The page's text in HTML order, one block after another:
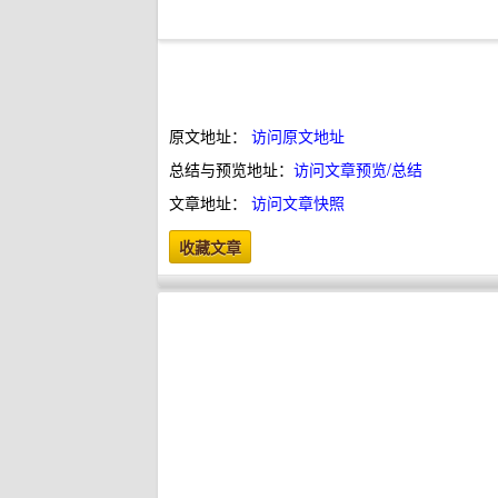
原文地址： 访问原文地址
总结与预览地址： 访问文章预览/总结
文章地址： 访问文章快照